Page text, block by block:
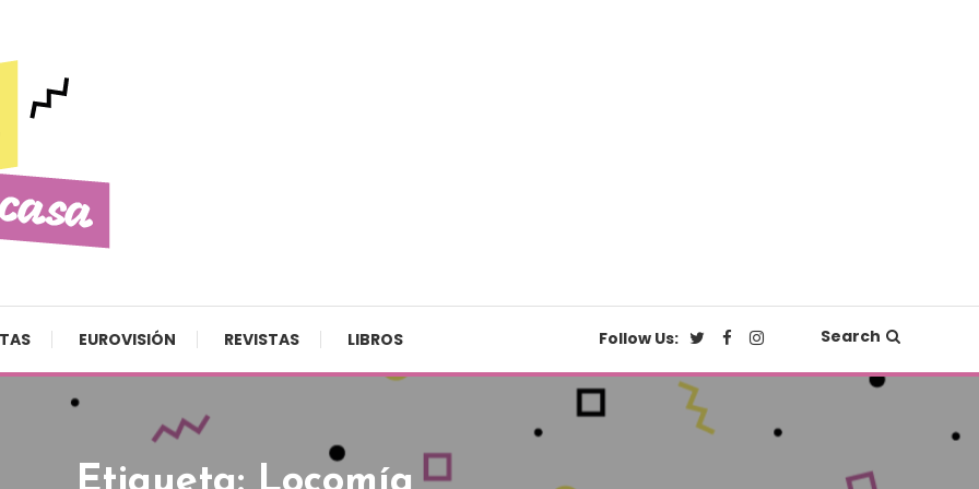
EUROVISIÓN REVISTAS LIBROS Follow Us: Search